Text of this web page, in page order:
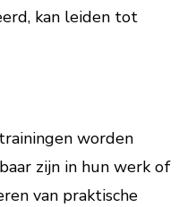
kan leiden tot
worden
zijn in hun werk of
van praktische